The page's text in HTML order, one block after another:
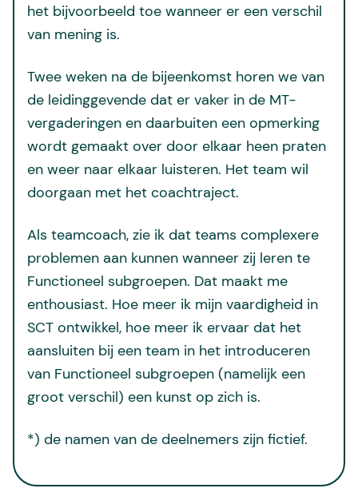
het bijvoorbeeld toe wanneer er een verschil
van mening is.
Twee weken na de bijeenkomst horen we van
de leidinggevende dat er vaker in de MT-
vergaderingen en daarbuiten een opmerking
wordt gemaakt over door elkaar heen praten
en weer naar elkaar luisteren. Het team wil
doorgaan met het coachtraject.
Als teamcoach, zie ik dat teams complexere
problemen aan kunnen wanneer zij leren te
Functioneel subgroepen. Dat maakt me
enthousiast. Hoe meer ik mijn vaardigheid in
SCT ontwikkel, hoe meer ik ervaar dat het
aansluiten bij een team in het introduceren
van Functioneel subgroepen (namelijk een
groot verschil) een kunst op zich is.
*) de namen van de deelnemers zijn fictief.